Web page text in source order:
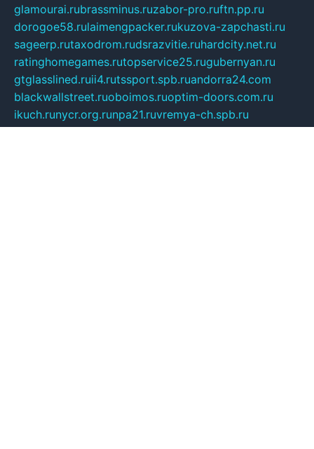
glamourai.rubrassminus.ruzabor-pro.ruftn.pp.ru
dorogoe58.rulaimengpacker.rukuzova-zapchasti.ru
sageerp.rutaxodrom.rudsrazvitie.ruhardcity.net.ru
ratinghomegames.rutopservice25.rugubernyan.ru
gtglasslined.ruii4.rutssport.spb.ruandorra24.com
blackwallstreet.ruoboimos.ruoptim-doors.com.ru
ikuch.runycr.org.runpa21.ruvremya-ch.spb.ru